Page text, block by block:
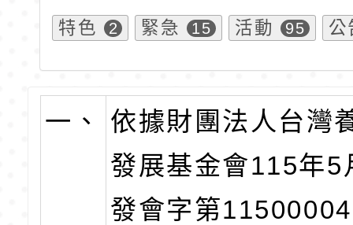
特色 2 緊急 15 活動 95 公
一、
依據財團法人台灣
發展基金會115年5
發會字第